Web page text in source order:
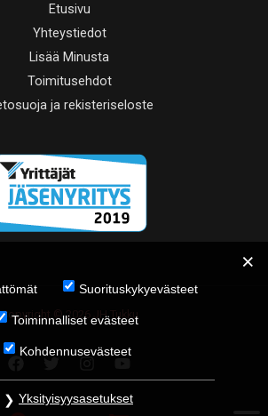
Etusivu
Yhteystiedot
Lisää Minusta
Toimitusehdot
ja rekisteriseloste
Copyright © 2026 JH Tukku
Suorituskykyevästeet
Toiminnalliset evästeet
Kohdennusevästeet
Yksityisyysasetukset